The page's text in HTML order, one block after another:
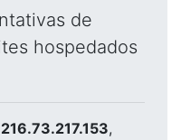
de
hospedados
216.73.217.153,